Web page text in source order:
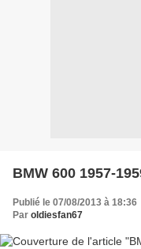
BMW 600 1957-
Publié le 07/08/2013 à 18:36
Par oldiesfan67